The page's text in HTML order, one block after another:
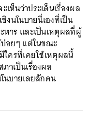
ห็นว่าประเด็นเรื่องผล
งนโนบายนี่เองที่เป็น
หาร และเป็นเหตุผลที่ผู้
อยๆ แต่ในขณะ
ใครที่เคยใช้เหตุผลนี้
าเป็นเรื่องผล
นบายเลยสักคน